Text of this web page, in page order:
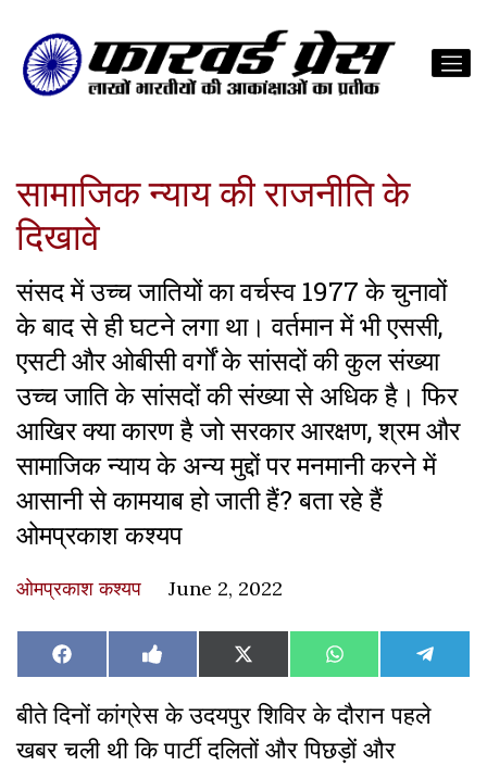
सामाजिक न्याय की राजनीति के
दिखावे
संसद में उच्च जातियों का वर्चस्व 1977 के चुनावों
के बाद से ही घटने लगा था। वर्तमान में भी एससी,
एसटी और ओबीसी वर्गों के सांसदों की कुल संख्या
उच्च जाति के सांसदों की संख्या से अधिक है। फिर
आखिर क्या कारण है जो सरकार आरक्षण, श्रम और
सामाजिक न्याय के अन्य मुद्दों पर मनमानी करने में
आसानी से कामयाब हो जाती हैं? बता रहे हैं
ओमप्रकाश कश्यप
ओमप्रकाश कश्यप June 2, 2022
Share
on
Facebook Share
on
Like
on
Facebook
Share
on
X
(Twitter)
Share
on
WhatsAppShare
on
बीते दिनों कांग्रेस के उदयपुर शिविर के दौरान पहले
खबर चली थी कि पार्टी दलितों और पिछड़ों और